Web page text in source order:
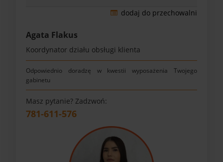
dodaj do przechowalni
Agata Flakus
Koordynator działu obsługi klienta
Odpowiednio doradzę w kwestii wyposażenia Twojego
gabinetu
Masz pytanie? Zadzwoń:
781-611-576